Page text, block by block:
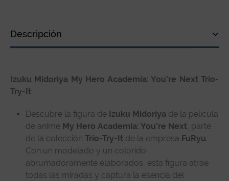
Descripción
Especificaciones técnicas
Izuku Midoriya My Hero Academia: You’re Next Trio-
Try-It
Descubre la figura de Izuku Midoriya de la película
de anime My Hero Academia: You’re Next, parte
de la colección Trio-Try-It de la empresa FuRyu.
Con un modelado y un colorido
abrumadoramente elaborados, esta figura atrae
todas las miradas y captura la esencia del